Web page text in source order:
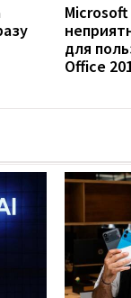
для
Office